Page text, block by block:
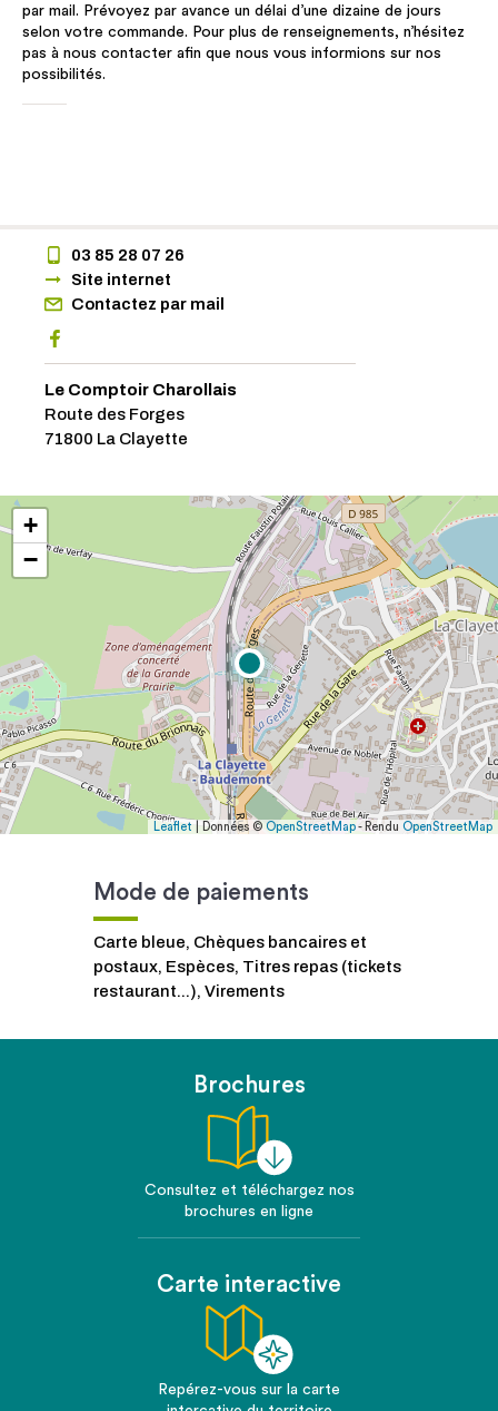
par mail. Prévoyez par avance un délai d’une dizaine de jours
selon votre commande. Pour plus de renseignements, n’hésitez
pas à nous contacter afin que nous vous informions sur nos
possibilités.
03 85 28 07 26
Site internet
Contactez par mail
Le Comptoir Charollais
Route des Forges
71800 La Clayette
+
−
Leaflet | Données © OpenStreetMap- Rendu OpenStreetMap
Mode de paiements
Carte bleue, Chèques bancaires et
postaux, Espèces, Titres repas (tickets
restaurant...), Virements
Brochures
Consultez et téléchargez nos
brochures en ligne
Carte interactive
Repérez-vous sur la carte